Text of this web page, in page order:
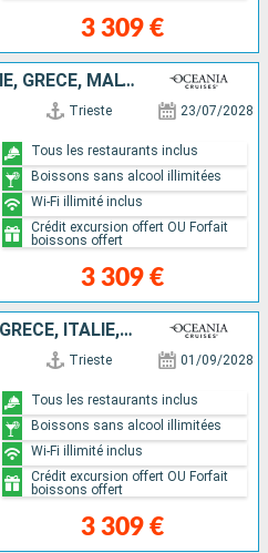
3 309 €
ITALIE, SLOVÉNIE, CROATIE, GRÈCE, MALTE, TUNISIE, IBIZA, MAJORQUE, ESPAGNE
Trieste 23/07/2028
3 309 €
Tous les restaurants inclus
Boissons sans alcool illimitées
Wi-Fi illimité inclus
Crédit excursion offert OU Forfait
boissons offert
CROATIE, MONTÉNÉGRO, GRÈCE, ITALIE, MONACO, ESPAGNE
Trieste 01/09/2028
3 309 €
Tous les restaurants inclus
Boissons sans alcool illimitées
Wi-Fi illimité inclus
Crédit excursion offert OU Forfait
boissons offert